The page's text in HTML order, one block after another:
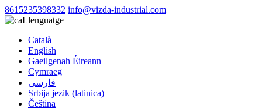
8615235398332 info@vizda-industrial.com
Llenguatge
Català
English
Gaeilgenah Éireann
Cymraeg
فارسی
Srbija jezik (latinica)
Čeština